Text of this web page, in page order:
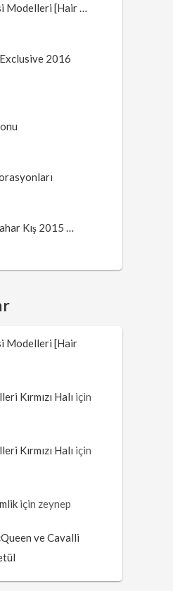
Modelleri [Hair …
2016
Kış 2015 …
Modelleri [Hair
Kırmızı Halı için
Kırmızı Halı için
için zeynep
ve Cavalli